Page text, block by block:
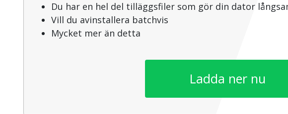
Du har en hel del tilläggsfiler som gör din dator
Vill du avinstallera batchvis
Mycket mer än detta
Ladda ner nu